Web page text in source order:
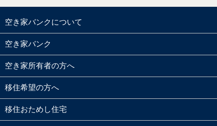
空き家バンクについて
空き家バンク
空き家所有者の方へ
移住希望の方へ
移住おためし住宅